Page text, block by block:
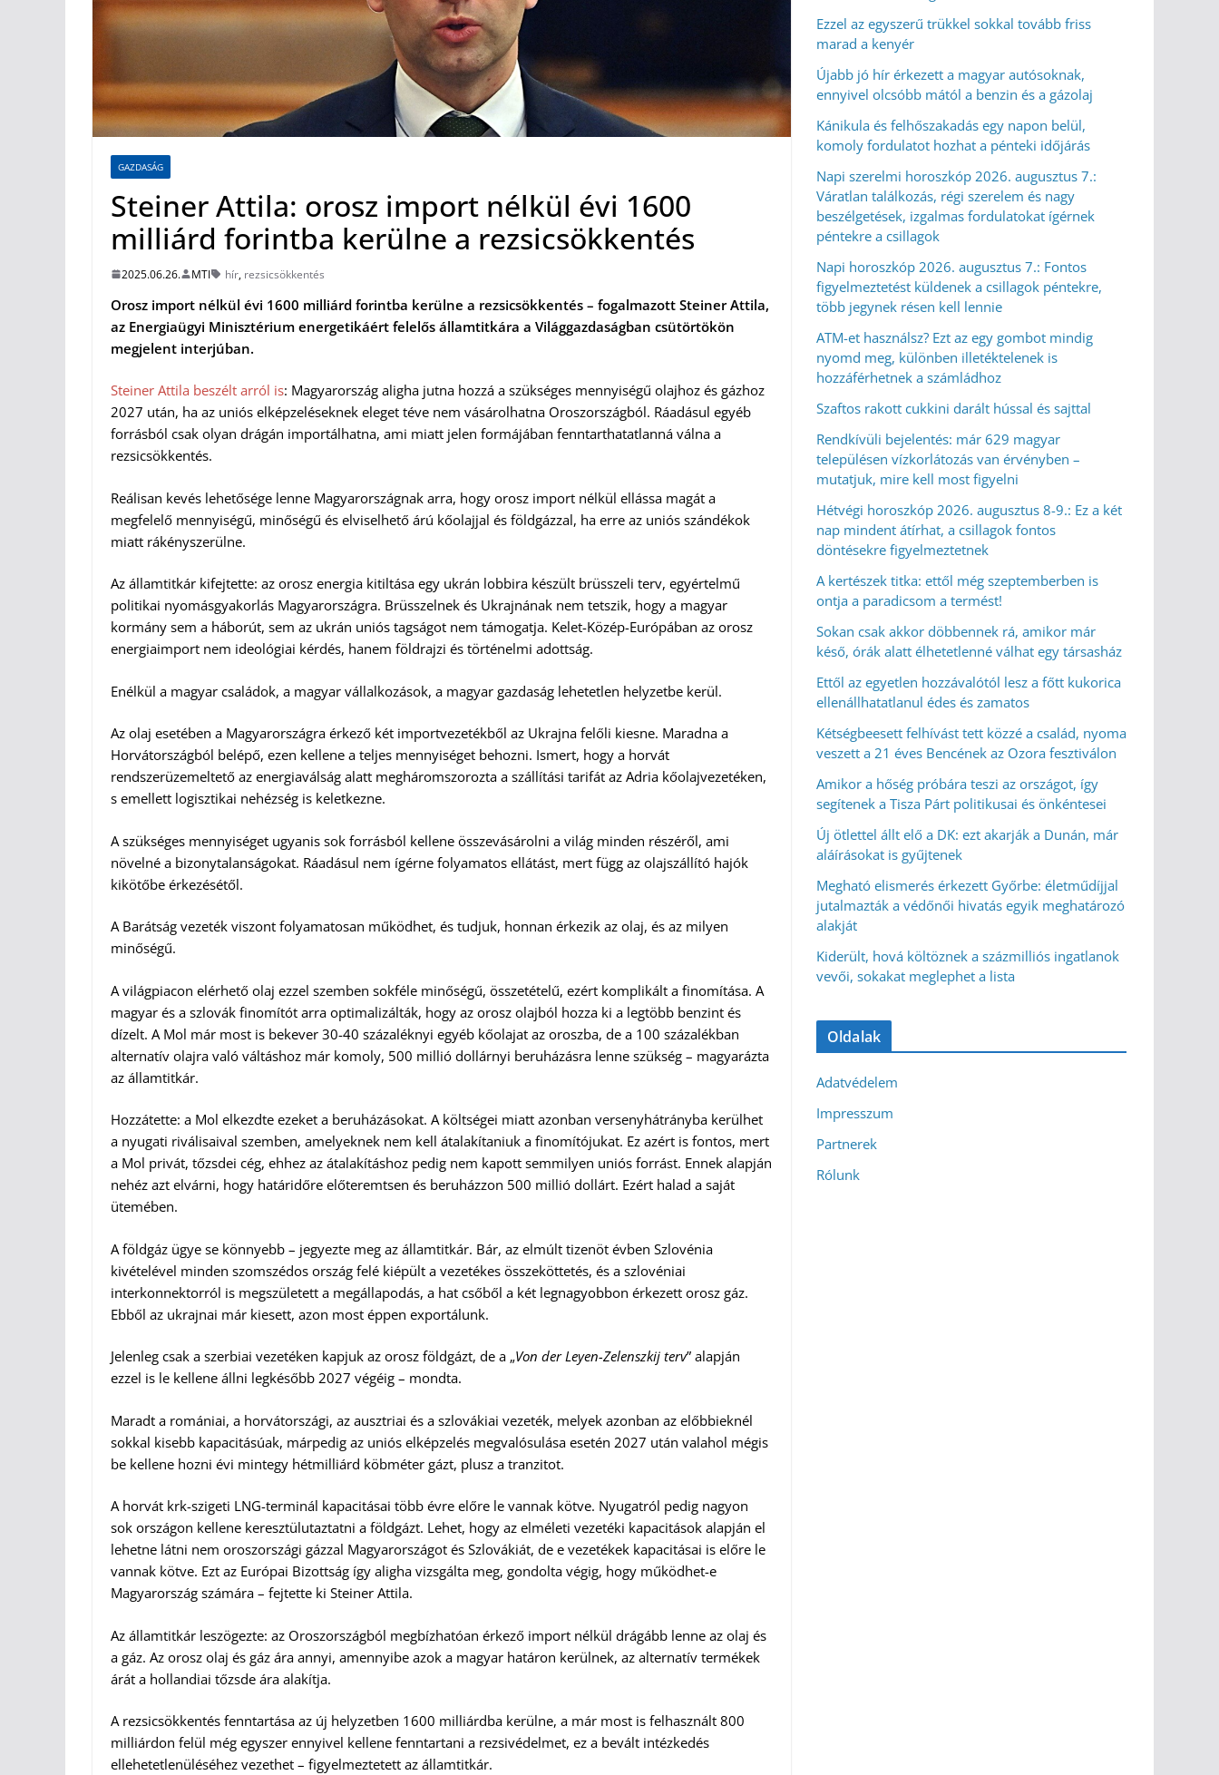
GAZDASÁG
Steiner Attila: orosz import nélkül évi 1600
milliárd forintba kerülne a rezsicsökkentés
2025.06.26. MTI hír, rezsicsökkentés
Orosz import nélkül évi 1600 milliárd forintba kerülne a rezsicsökkentés – fogalmazott Steiner Attila,
az Energiaügyi Minisztérium energetikáért felelős államtitkára a Világgazdaságban csütörtökön
megjelent interjúban.
Steiner Attila beszélt arról is: Magyarország aligha jutna hozzá a szükséges mennyiségű olajhoz és gázhoz
2027 után, ha az uniós elképzeléseknek eleget téve nem vásárolhatna Oroszországból. Ráadásul egyéb
forrásból csak olyan drágán importálhatna, ami miatt jelen formájában fenntarthatatlanná válna a
rezsicsökkentés.
Reálisan kevés lehetősége lenne Magyarországnak arra, hogy orosz import nélkül ellássa magát a
megfelelő mennyiségű, minőségű és elviselhető árú kőolajjal és földgázzal, ha erre az uniós szándékok
miatt rákényszerülne.
Az államtitkár kifejtette: az orosz energia kitiltása egy ukrán lobbira készült brüsszeli terv, egyértelmű
politikai nyomásgyakorlás Magyarországra. Brüsszelnek és Ukrajnának nem tetszik, hogy a magyar
kormány sem a háborút, sem az ukrán uniós tagságot nem támogatja. Kelet-Közép-Európában az orosz
energiaimport nem ideológiai kérdés, hanem földrajzi és történelmi adottság.
Enélkül a magyar családok, a magyar vállalkozások, a magyar gazdaság lehetetlen helyzetbe kerül.
Az olaj esetében a Magyarországra érkező két importvezetékből az Ukrajna felőli kiesne. Maradna a
Horvátországból belépő, ezen kellene a teljes mennyiséget behozni. Ismert, hogy a horvát
rendszerüzemeltető az energiaválság alatt megháromszorozta a szállítási tarifát az Adria kőolajvezetéken,
s emellett logisztikai nehézség is keletkezne.
A szükséges mennyiséget ugyanis sok forrásból kellene összevásárolni a világ minden részéről, ami
növelné a bizonytalanságokat. Ráadásul nem ígérne folyamatos ellátást, mert függ az olajszállító hajók
kikötőbe érkezésétől.
A Barátság vezeték viszont folyamatosan működhet, és tudjuk, honnan érkezik az olaj, és az milyen
minőségű.
A világpiacon elérhető olaj ezzel szemben sokféle minőségű, összetételű, ezért komplikált a finomítása. A
magyar és a szlovák finomítót arra optimalizálták, hogy az orosz olajból hozza ki a legtöbb benzint és
dízelt. A Mol már most is bekever 30-40 százaléknyi egyéb kőolajat az oroszba, de a 100 százalékban
alternatív olajra való váltáshoz már komoly, 500 millió dollárnyi beruházásra lenne szükség – magyarázta
az államtitkár.
Hozzátette: a Mol elkezdte ezeket a beruházásokat. A költségei miatt azonban versenyhátrányba kerülhet
a nyugati riválisaival szemben, amelyeknek nem kell átalakítaniuk a finomítójukat. Ez azért is fontos, mert
a Mol privát, tőzsdei cég, ehhez az átalakításhoz pedig nem kapott semmilyen uniós forrást. Ennek alapján
nehéz azt elvárni, hogy határidőre előteremtsen és beruházzon 500 millió dollárt. Ezért halad a saját
ütemében.
A földgáz ügye se könnyebb – jegyezte meg az államtitkár. Bár, az elmúlt tizenöt évben Szlovénia
kivételével minden szomszédos ország felé kiépült a vezetékes összeköttetés, és a szlovéniai
interkonnektorról is megszületett a megállapodás, a hat csőből a két legnagyobbon érkezett orosz gáz.
Ebből az ukrajnai már kiesett, azon most éppen exportálunk.
Jelenleg csak a szerbiai vezetéken kapjuk az orosz földgázt, de a „Von der Leyen-Zelenszkij terv” alapján
ezzel is le kellene állni legkésőbb 2027 végéig – mondta.
Maradt a romániai, a horvátországi, az ausztriai és a szlovákiai vezeték, melyek azonban az előbbieknél
sokkal kisebb kapacitásúak, márpedig az uniós elképzelés megvalósulása esetén 2027 után valahol mégis
be kellene hozni évi mintegy hétmilliárd köbméter gázt, plusz a tranzitot.
A horvát krk-szigeti LNG-terminál kapacitásai több évre előre le vannak kötve. Nyugatról pedig nagyon
sok országon kellene keresztülutaztatni a földgázt. Lehet, hogy az elméleti vezetéki kapacitások alapján el
lehetne látni nem oroszországi gázzal Magyarországot és Szlovákiát, de e vezetékek kapacitásai is előre le
vannak kötve. Ezt az Európai Bizottság így aligha vizsgálta meg, gondolta végig, hogy működhet-e
Magyarország számára – fejtette ki Steiner Attila.
Az államtitkár leszögezte: az Oroszországból megbízhatóan érkező import nélkül drágább lenne az olaj és
a gáz. Az orosz olaj és gáz ára annyi, amennyibe azok a magyar határon kerülnek, az alternatív termékek
árát a hollandiai tőzsde ára alakítja.
A rezsicsökkentés fenntartása az új helyzetben 1600 milliárdba kerülne, a már most is felhasznált 800
milliárdon felül még egyszer ennyivel kellene fenntartani a rezsivédelmet, ez a bevált intézkedés
ellehetetlenüléséhez vezethet – figyelmeztetett az államtitkár.
Ezzel az egyszerű trükkel sokkal tovább friss
marad a kenyér
Újabb jó hír érkezett a magyar autósoknak,
ennyivel olcsóbb mától a benzin és a gázolaj
Kánikula és felhőszakadás egy napon belül,
komoly fordulatot hozhat a pénteki időjárás
Napi szerelmi horoszkóp 2026. augusztus 7.:
Váratlan találkozás, régi szerelem és nagy
beszélgetések, izgalmas fordulatokat ígérnek
péntekre a csillagok
Napi horoszkóp 2026. augusztus 7.: Fontos
figyelmeztetést küldenek a csillagok péntekre,
több jegynek résen kell lennie
ATM-et használsz? Ezt az egy gombot mindig
nyomd meg, különben illetéktelenek is
hozzáférhetnek a számládhoz
Szaftos rakott cukkini darált hússal és sajttal
Rendkívüli bejelentés: már 629 magyar
településen vízkorlátozás van érvényben –
mutatjuk, mire kell most figyelni
Hétvégi horoszkóp 2026. augusztus 8-9.: Ez a két
nap mindent átírhat, a csillagok fontos
döntésekre figyelmeztetnek
A kertészek titka: ettől még szeptemberben is
ontja a paradicsom a termést!
Sokan csak akkor döbbennek rá, amikor már
késő, órák alatt élhetetlenné válhat egy társasház
Ettől az egyetlen hozzávalótól lesz a főtt kukorica
ellenállhatatlanul édes és zamatos
Kétségbeesett felhívást tett közzé a család, nyoma
veszett a 21 éves Bencének az Ozora fesztiválon
Amikor a hőség próbára teszi az országot, így
segítenek a Tisza Párt politikusai és önkéntesei
Új ötlettel állt elő a DK: ezt akarják a Dunán, már
aláírásokat is gyűjtenek
Megható elismerés érkezett Győrbe: életműdíjjal
jutalmazták a védőnői hivatás egyik meghatározó
alakját
Kiderült, hová költöznek a százmilliós ingatlanok
vevői, sokakat meglephet a lista
Oldalak
Adatvédelem
Impresszum
Partnerek
Rólunk